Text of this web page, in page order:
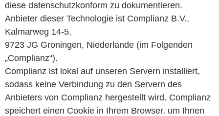
diese datenschutzkonform zu dokumentieren.
Anbieter dieser Technologie ist Complianz B.V.,
Kalmarweg 14-5,
9723 JG Groningen, Niederlande (im Folgenden
„Complianz“).
Complianz ist lokal auf unseren Servern installiert,
sodass keine Verbindung zu den Servern des
Anbieters von Complianz hergestellt wird. Complianz
speichert einen Cookie in Ihrem Browser, um Ihnen